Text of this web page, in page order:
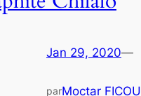
Jan 29, 2020—
parMoctar FICOU